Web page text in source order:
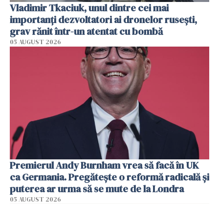
Vladimir Tkaciuk, unul dintre cei mai
importanți dezvoltatori ai dronelor rusești,
grav rănit într-un atentat cu bombă
05 AUGUST 2026
Premierul Andy Burnham vrea să facă în UK
ca Germania. Pregătește o reformă radicală și
puterea ar urma să se mute de la Londra
05 AUGUST 2026